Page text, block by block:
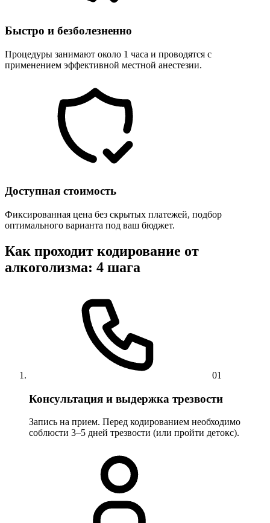
Быстро и безболезненно
Процедуры занимают около 1 часа и проводятся с
применением эффективной местной анестезии.
Доступная стоимость
Фиксированная цена без скрытых платежей, подбор
оптимального варианта под ваш бюджет.
Как проходит кодирование от
алкоголизма: 4 шага
01
Консультация и выдержка трезвости
Запись на прием. Перед кодированием необходимо
соблюсти 3–5 дней трезвости (или пройти детокс).